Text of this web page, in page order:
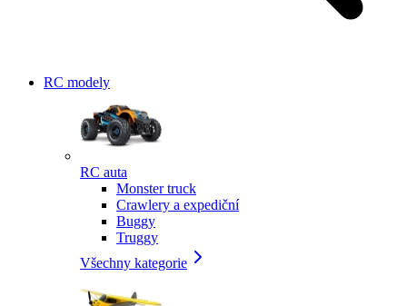
RC modely
RC auta
Monster truck
Crawlery a expediční
Buggy
Truggy
Všechny kategorie